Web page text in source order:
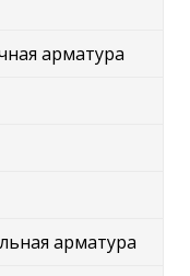
арматура
арматура